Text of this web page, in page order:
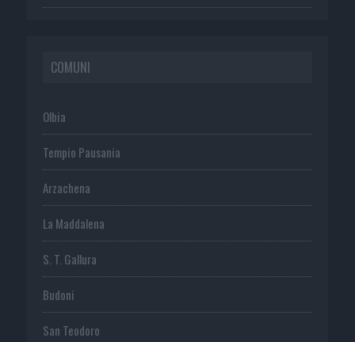
COMUNI
Olbia
Tempio Pausania
Arzachena
La Maddalena
S. T. Gallura
Budoni
San Teodoro